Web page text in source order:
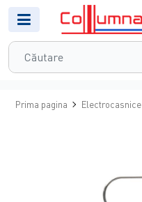
Prima pagina Electrocasnice